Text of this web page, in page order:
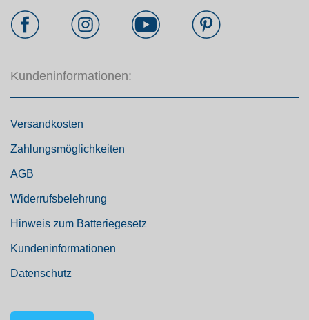
Kundeninformationen:
Versandkosten
Zahlungsmöglichkeiten
AGB
Widerrufsbelehrung
Hinweis zum Batteriegesetz
Kundeninformationen
Datenschutz